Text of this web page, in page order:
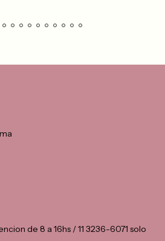
de 8 a 16hs / 11 3236-6071 solo